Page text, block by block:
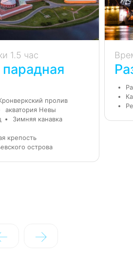
1.5 час
пролив
акватория Невы
Зимняя канавка
крепость
острова
→